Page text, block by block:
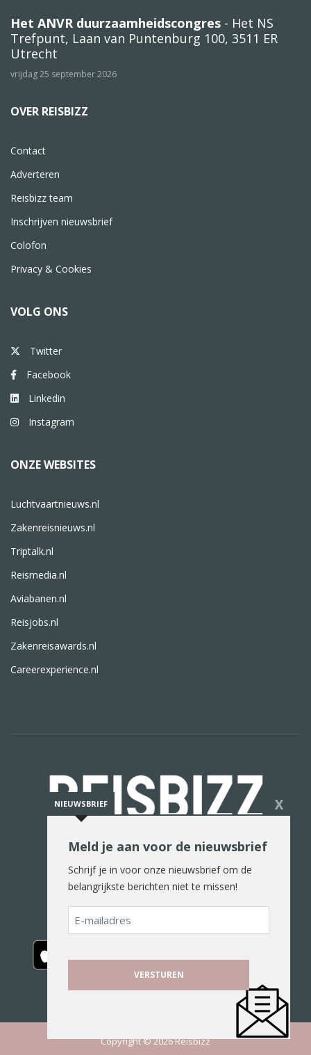
Het ANVR duurzaamheidscongres - Het NS
Trefpunt, Laan van Puntenburg 100, 3511 ER
Utrecht
vrijdag 25 september 2026
OVER REISBIZZ
Contact
Adverteren
Reisbizz team
Inschrijven nieuwsbrief
Colofon
Privacy & Cookies
VOLG ONS
Twitter
Facebook
Linkedin
Instagram
ONZE WEBSITES
Luchtvaartnieuws.nl
Zakenreisnieuws.nl
Triptalk.nl
Reismedia.nl
Aviabanen.nl
Reisjobs.nl
Zakenreisawards.nl
Careerexperience.nl
De reiswereld in woord en beeld
Copyright © 2026 Reisbizz
NIEUWSBRIEF X
Meld je aan voor de nieuwsbrief
Schrijf je in voor onze nieuwsbrief om de
belangrijkste berichten niet te missen!
E-
mailadres